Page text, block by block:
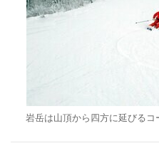
岩岳は山頂から四方に延びる